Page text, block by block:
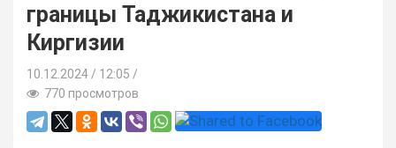
границы Таджикистана и
Киргизии
10.12.2024
12:05 /
770 просмотров